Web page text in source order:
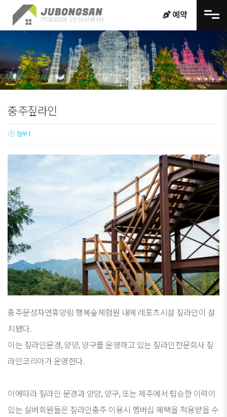
메뉴 건너뛰기
예약
충주짚라인
첨부 1
​충주문성자연휴양림 행복숲체험원 내에 레포츠시설 짚라인이 설
치됐다.
이는 짚라인문경, 양양, 양구를 운영하고 있는 짚라인전문회사 짚
라인코리아가 운영한다.
이에따라 짚라인 문경과 양양, 양구, 또는 제주에서 탑승한 이력이
있는 실버회원들은 짚라인충주 이용시 멤버십 혜택을 적용받을 수